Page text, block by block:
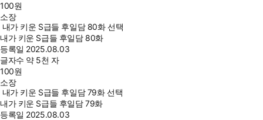
100원
소장
내가 키운 S급들 후일담 80화 선택
내가 키운 S급들 후일담 80화
등록일 2025.08.03
글자수 약 5천 자
100원
소장
내가 키운 S급들 후일담 79화 선택
내가 키운 S급들 후일담 79화
등록일 2025.08.03